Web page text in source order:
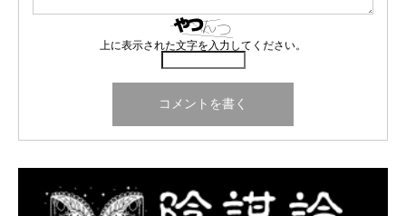
上に表示された文字を入力してください。